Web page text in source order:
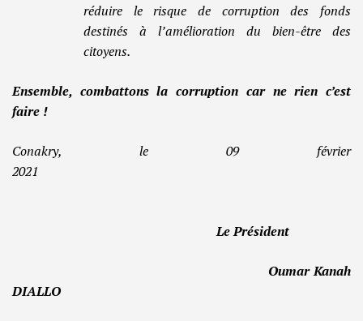
réduire le risque de corruption des fonds
destinés à l’amélioration du bien-être des
citoyens.
Ensemble, combattons la corruption car ne rien c’est
faire !
Conakry, le 09 février
2021
Le Président
Oumar Kanah
DIALLO